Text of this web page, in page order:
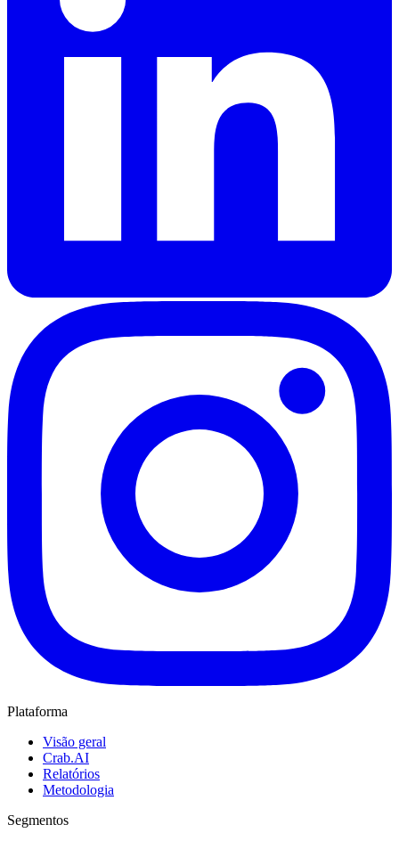
Plataforma
Visão geral
Crab.AI
Relatórios
Metodologia
Segmentos